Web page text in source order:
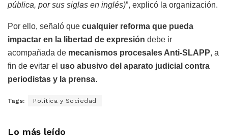
pública, por sus siglas en inglés)”, explicó la organización.
Por ello, señaló que cualquier reforma que pueda
impactar en la libertad de expresión debe ir
acompañada de mecanismos procesales Anti-SLAPP, a
fin de evitar el uso abusivo del aparato judicial contra
periodistas y la prensa.
Tags: Política y Sociedad
Lo más leído